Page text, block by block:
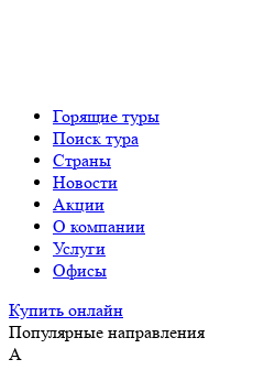
Горящие туры
Поиск тура
Страны
Новости
Акции
О компании
Услуги
Офисы
Купить онлайн
Популярные направления
А